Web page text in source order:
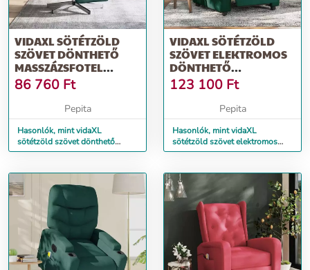
VIDAXL SÖTÉTZÖLD
SZÖVET DÖNTHETŐ
MASSZÁZSFOTEL
LÁBTARTÓVAL
86 760 Ft
Pepita
Hasonlók, mint vidaXL
sötétzöld szövet dönthető
masszázsfotel lábtartóval
VIDAXL SÖTÉTZÖLD
SZÖVET ELEKTROMOS
DÖNTHETŐ
MASSZÁZSFOTEL
123 100 Ft
Pepita
Hasonlók, mint vidaXL
sötétzöld szövet elektromos
dönthető masszázsfotel